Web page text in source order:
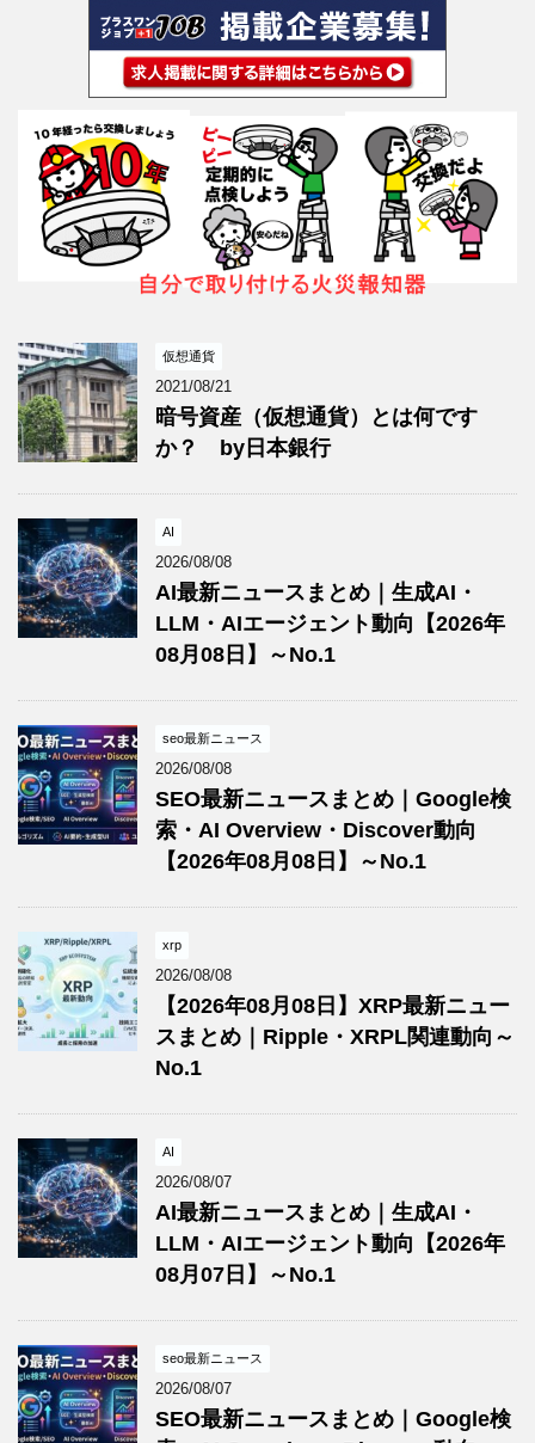
仮想通貨
2021/08/21
暗号資産（仮想通貨）とは何です
か？ by日本銀行
AI
2026/08/08
AI最新ニュースまとめ｜生成AI・
LLM・AIエージェント動向【2026年
08月08日】～No.1
seo最新ニュース
2026/08/08
SEO最新ニュースまとめ｜Google検
索・AI Overview・Discover動向
【2026年08月08日】～No.1
xrp
2026/08/08
【2026年08月08日】XRP最新ニュー
スまとめ｜Ripple・XRPL関連動向～
No.1
AI
2026/08/07
AI最新ニュースまとめ｜生成AI・
LLM・AIエージェント動向【2026年
08月07日】～No.1
seo最新ニュース
2026/08/07
SEO最新ニュースまとめ｜Google検